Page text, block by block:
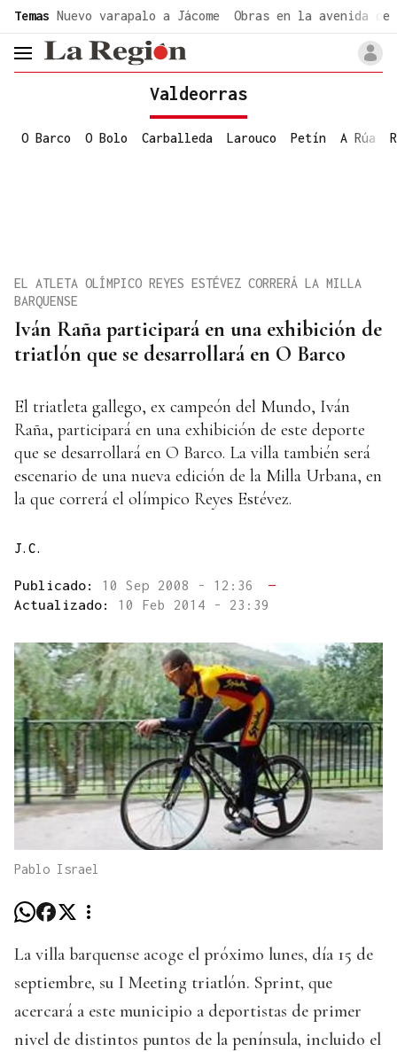
Temas Nuevo varapalo a Jácome Obras en la avenida de
header.menu.open
Valdeorras
O Barco O Bolo Carballeda Larouco Petín A Rúa
Iván Raña participará en una exhibición de
triatlón que se desarrollará en O Barco
EL ATLETA OLÍMPICO REYES ESTÉVEZ CORRERÁ LA MILLA
BARQUENSE
El triatleta gallego, ex campeón del Mundo, Iván
Raña, participará en una exhibición de este deporte
que se desarrollará en O Barco. La villa también será
escenario de una nueva edición de la Milla Urbana, en
la que correrá el olímpico Reyes Estévez.
J.C.
Publicado: 10 Sep 2008 - 12:36
—
Actualizado: 10 Feb 2014 - 23:39
Pablo Israel
La villa barquense acoge el próximo lunes, día 15 de
septiembre, su I Meeting triatlón. Sprint, que
acercará a este municipio a deportistas de primer
nivel de distintos puntos de la península, incluido el